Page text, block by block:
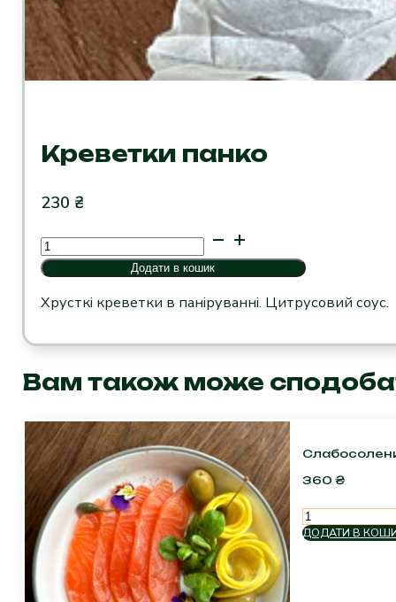
Креветки панко
230 ₴
Креветки
панко
кількість
Додати в кошик
Хрусткі креветки в паніруванні. Цитрусовий соус.
Вам також може
360₴
Слабосолений
лосось
кількість
ДОДАТИ В